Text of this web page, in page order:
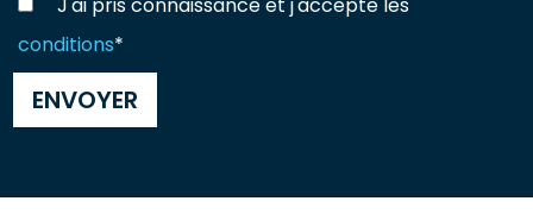
conditions*
ENVOYER